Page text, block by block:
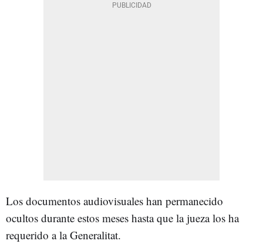
Los documentos audiovisuales han permanecido
ocultos durante estos meses hasta que la jueza los ha
requerido a la Generalitat.